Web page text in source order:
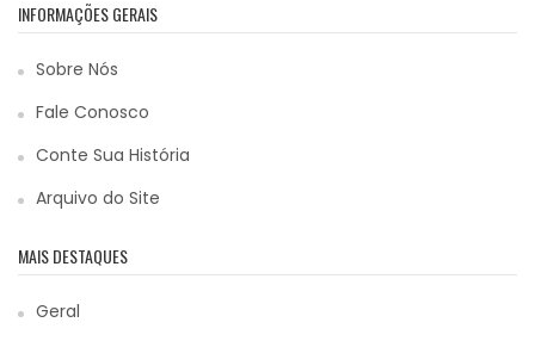
INFORMAÇÕES GERAIS
Sobre Nós
Fale Conosco
Conte Sua História
Arquivo do Site
MAIS DESTAQUES
Geral